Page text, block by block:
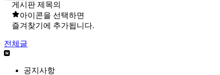
게시판 제목의
아이콘을 선택하면
즐겨찾기에 추가됩니다.
전체글
공지사항